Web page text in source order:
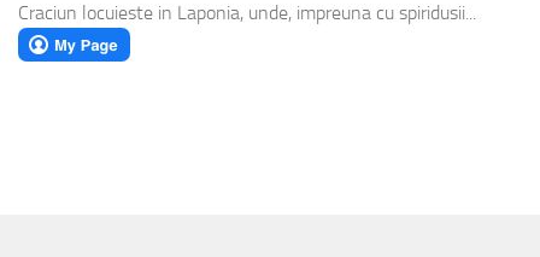
Craciun locuieste in Laponia, unde, impreuna cu spiridusii...